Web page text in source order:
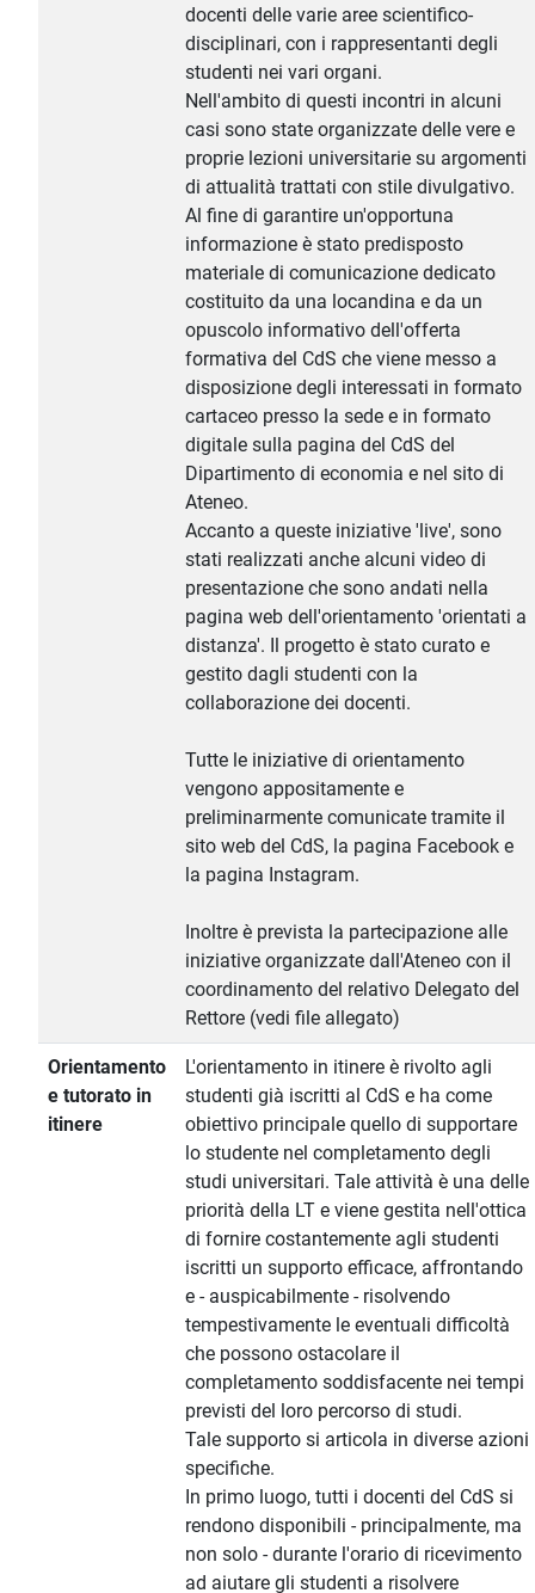
docenti delle varie aree scientifico-
disciplinari, con i rappresentanti degli
studenti nei vari organi.
Nell'ambito di questi incontri in alcuni
casi sono state organizzate delle vere e
proprie lezioni universitarie su argomenti
di attualità trattati con stile divulgativo.
Al fine di garantire un'opportuna
informazione è stato predisposto
materiale di comunicazione dedicato
costituito da una locandina e da un
opuscolo informativo dell'offerta
formativa del CdS che viene messo a
disposizione degli interessati in formato
cartaceo presso la sede e in formato
digitale sulla pagina del CdS del
Dipartimento di economia e nel sito di
Ateneo.
Accanto a queste iniziative 'live', sono
stati realizzati anche alcuni video di
presentazione che sono andati nella
pagina web dell'orientamento 'orientati a
distanza'. Il progetto è stato curato e
gestito dagli studenti con la
collaborazione dei docenti.
Tutte le iniziative di orientamento
vengono appositamente e
preliminarmente comunicate tramite il
sito web del CdS, la pagina Facebook e
la pagina Instagram.
Inoltre è prevista la partecipazione alle
iniziative organizzate dall'Ateneo con il
coordinamento del relativo Delegato del
Rettore (vedi file allegato)
Orientamento
e tutorato in
itinere
L'orientamento in itinere è rivolto agli
studenti già iscritti al CdS e ha come
obiettivo principale quello di supportare
lo studente nel completamento degli
studi universitari. Tale attività è una delle
priorità della LT e viene gestita nell'ottica
di fornire costantemente agli studenti
iscritti un supporto efficace, affrontando
e - auspicabilmente - risolvendo
tempestivamente le eventuali difficoltà
che possono ostacolare il
completamento soddisfacente nei tempi
previsti del loro percorso di studi.
Tale supporto si articola in diverse azioni
specifiche.
In primo luogo, tutti i docenti del CdS si
rendono disponibili - principalmente, ma
non solo - durante l'orario di ricevimento
ad aiutare gli studenti a risolvere